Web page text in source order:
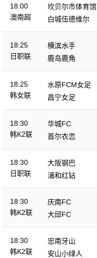
18:00
澳南超
坎贝尔市体育馆
白城伍德维尔
18:25
日职联
横滨水手
鹿岛鹿角
18:25
韩女联
水原FCM女足
昌宁女足
18:30
韩K2联
华城FC
首尔衣恋
18:30
日职联
大阪钢巴
浦和红钻
18:30
韩K2联
庆南FC
大邱FC
18:30
韩K2联
忠南牙山
安山小绿人